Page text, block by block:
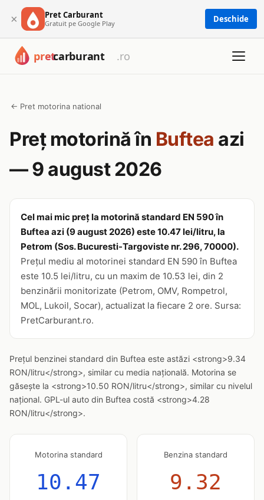
× Pret Carburant
Gratuit pe Google Play Deschide
← Pret motorina national
Preț motorină în Buftea azi
— 9 august 2026
Cel mai mic preț la motorină standard EN 590 în
Buftea azi (9 august 2026) este 10.47 lei/litru, la
Petrom (Sos. Bucuresti-Targoviste nr. 296, 70000).
Prețul mediu al motorinei standard EN 590 în Buftea
este 10.5 lei/litru, cu un maxim de 10.53 lei, din 2
benzinării monitorizate (Petrom, OMV, Rompetrol,
MOL, Lukoil, Socar), actualizat la fiecare 2 ore. Sursa:
PretCarburant.ro.
Prețul benzinei standard din Buftea este astăzi <strong>9.34
RON/litru</strong>, similar cu media națională. Motorina se
găsește la <strong>10.50 RON/litru</strong>, similar cu nivelul
național. GPL-ul auto din Buftea costă <strong>4.28
RON/litru</strong>.
Motorina standard
10.47
Benzina standard
9.32